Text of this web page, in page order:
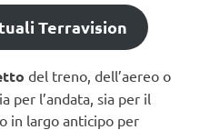
Terravision
del treno, dell’aereo o
per l’andata, sia per il
in largo anticipo per